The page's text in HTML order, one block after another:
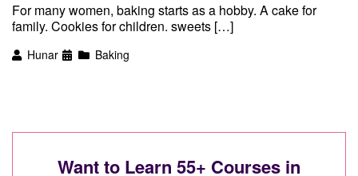
For many women, baking starts as a hobby. A cake for
family. Cookies for children. sweets […]
Hunar Baking
Want to Learn 55+ Courses in